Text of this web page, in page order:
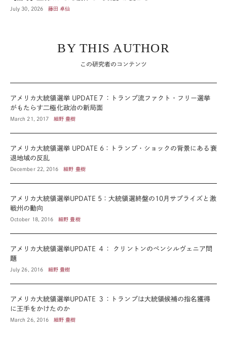
July 30, 2026 藤田 卓仙
BY THIS AUTHOR
この研究者のコンテンツ
アメリカ大統領選挙 UPDATE７：トランプ流ファクト・フリー選挙
がもたらす二極化政治の新局面
March 21, 2017 細野 豊樹
アメリカ大統領選挙 UPDATE 6：トランプ・ショックの背景にある衰
退地域の反乱
December 22, 2016 細野 豊樹
アメリカ大統領選挙UPDATE 5：大統領選終盤の10月サプライズと激
戦州の動向
October 18, 2016 細野 豊樹
アメリカ大統領選挙UPDATE ４： クリントンのペンシルヴェニア問
題
July 26, 2016 細野 豊樹
アメリカ大統領選挙UPDATE ３：トランプは大統領候補の指名獲得
に王手をかけたのか
March 26, 2016 細野 豊樹